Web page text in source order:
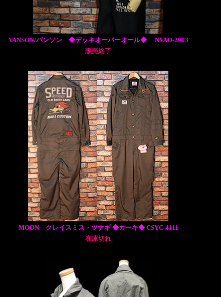
VANSON/バンソン ◆デッキオーバーオール◆ NVAO-2003
販売終了
MOON クレイスミス・ツナギ ◆カーキ◆ CSYC-4111
在庫切れ